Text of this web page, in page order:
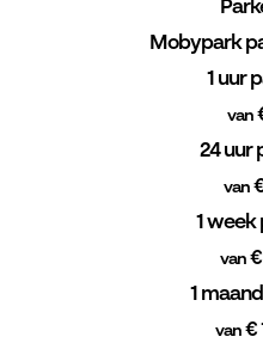
Mobypark
1 uur
van
24 uur
van
1 week
van
1
van €